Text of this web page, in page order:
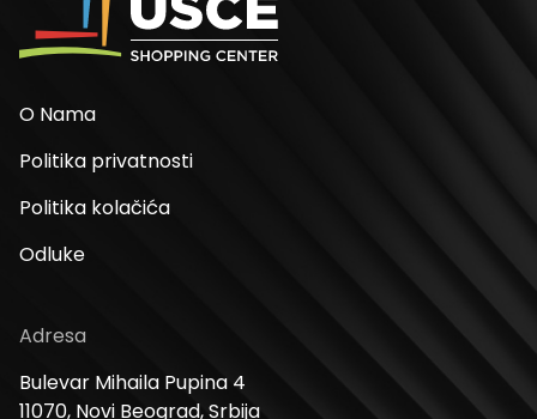
O Nama
Politika privatnosti
Politika kolačića
Odluke
Adresa
Bulevar Mihaila Pupina 4
11070, Novi Beograd, Srbija